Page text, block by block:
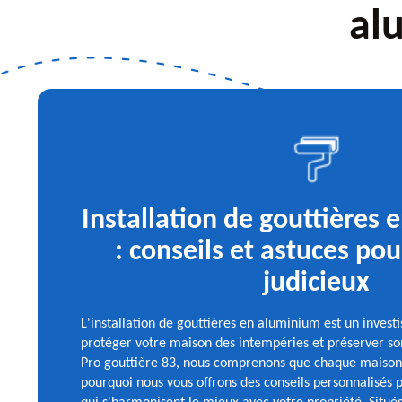
Installation de gouttières
: conseils et astuces
judicieux
L'installation de gouttières en aluminium est un
protéger votre maison des intempéries et préserver
Pro gouttière 83, nous comprenons que chaque
pourquoi nous vous offrons des conseils personnalisés